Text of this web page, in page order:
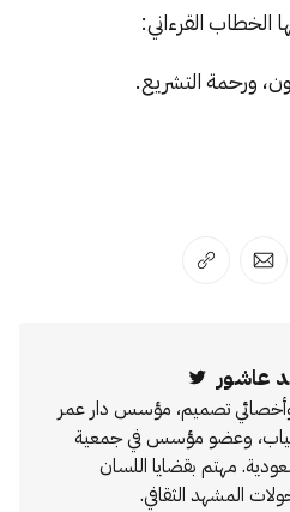
الخطاب القرءاني:
ورحمة التشريع.
إن
على بينترست
انشر على الإيميل
انسخ الرابط
عاشور
تصميم، مؤسس دار عمر
وعضو مؤسس في جمعية
مهتم بقضايا اللسان
المشهد الثقافي.